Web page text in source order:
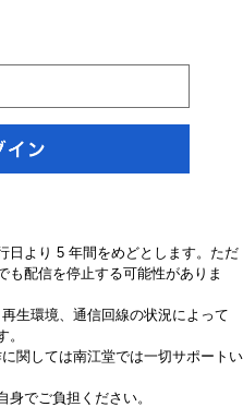
日より 5 年間をめどとします。ただ
も配信を停止する可能性がありま
生環境、通信回線の状況によって
関しては南江堂では一切サポートい
身でご負担ください。